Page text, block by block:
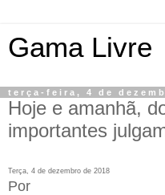
Gama Livre
terça-feira, 4 de
Hoje e amanhã,
importantes
Terça, 4 de dezembro de 2018
Por